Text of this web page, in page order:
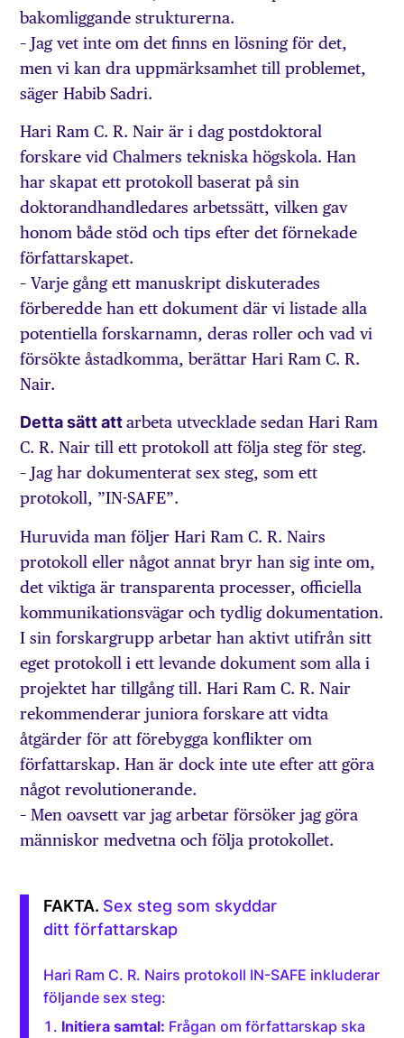
bakomliggande strukturerna.
– Jag vet inte om det finns en lösning för det,
men vi kan dra uppmärksamhet till problemet,
säger Habib Sadri.
Hari Ram C. R. Nair är i dag postdoktoral
forskare vid Chalmers tekniska högskola. Han
har skapat ett protokoll baserat på sin
doktorandhandledares arbetssätt, vilken gav
honom både stöd och tips efter det förnekade
författarskapet.
– Varje gång ett manuskript diskuterades
förberedde han ett dokument där vi listade alla
potentiella forskarnamn, deras roller och vad vi
försökte åstadkomma, berättar Hari Ram C. R.
Nair.
Detta sätt attarbeta utvecklade sedan Hari Ram
C. R. Nair till ett protokoll att följa steg för steg.
– Jag har dokumenterat sex steg, som ett
protokoll, ”IN-SAFE”.
Huruvida man följer Hari Ram C. R. Nairs
protokoll eller något annat bryr han sig inte om,
det viktiga är transparenta processer, officiella
kommunikationsvägar och tydlig dokumentation.
I sin forskargrupp arbetar han aktivt utifrån sitt
eget protokoll i ett levande dokument som alla i
projektet har tillgång till. Hari Ram C. R. Nair
rekommenderar juniora forskare att vidta
åtgärder för att förebygga konflikter om
författarskap. Han är dock inte ute efter att göra
något revolutionerande.
– Men oavsett var jag arbetar försöker jag göra
människor medvetna och följa protokollet.
Sex steg som skyddar
ditt författarskap
Hari Ram C. R. Nairs protokoll IN-SAFE inkluderar
följande sex steg:
Initiera samtal: Frågan om författarskap ska